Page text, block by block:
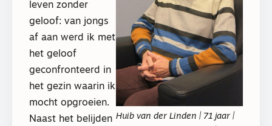
Huib van der Linden | 71 jaar |
leven zonder
geloof: van jongs
af aan werd ik met
het geloof
geconfronteerd in
het gezin waarin ik
mocht opgroeien.
Naast het belijden